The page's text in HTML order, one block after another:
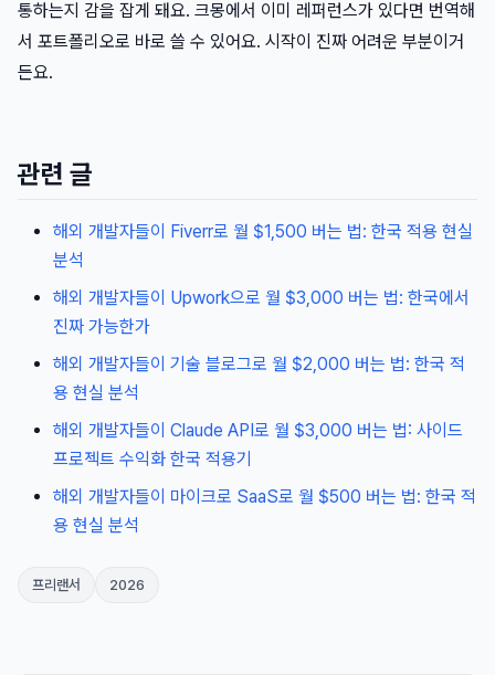
통하는지 감을 잡게 돼요. 크몽에서 이미 레퍼런스가 있다면 번역해
서 포트폴리오로 바로 쓸 수 있어요. 시작이 진짜 어려운 부분이거
든요.
관련 글
해외 개발자들이 Fiverr로 월 $1,500 버는 법: 한국 적용 현실
분석
해외 개발자들이 Upwork으로 월 $3,000 버는 법: 한국에서
진짜 가능한가
해외 개발자들이 기술 블로그로 월 $2,000 버는 법: 한국 적
용 현실 분석
해외 개발자들이 Claude API로 월 $3,000 버는 법: 사이드
프로젝트 수익화 한국 적용기
해외 개발자들이 마이크로 SaaS로 월 $500 버는 법: 한국 적
용 현실 분석
프리랜서 2026